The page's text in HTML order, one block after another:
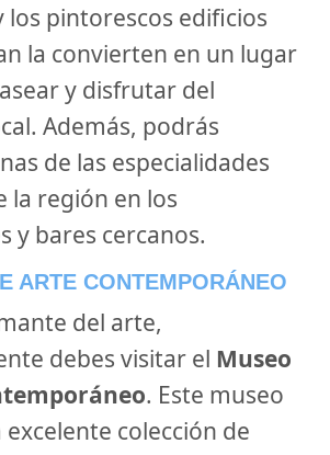
los pintorescos edificios
la convierten en un lugar
y disfrutar del
Además, podrás
de las especialidades
la región en los
y bares cercanos.
ARTE CONTEMPORÁNEO
del arte,
debes visitar el Museo
. Este museo
colección de